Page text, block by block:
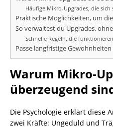
Häufige Mikro-Upgrades, die sich
Praktische Möglichkeiten, um
So verwaltest du Upgrades,
Schnelle Regeln, die funktionieren
Passe langfristige
Warum Mikro-
überzeugend
Die Psychologie erklärt diese
zwei Kräfte: Ungeduld und